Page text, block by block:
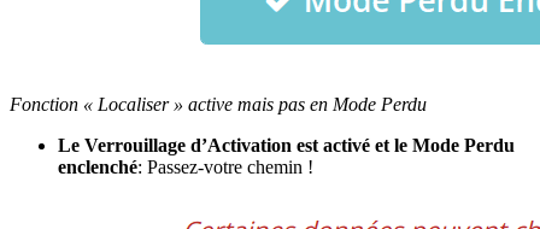
Fonction « Localiser » active mais pas en Mode Perdu
Le Verrouillage d’Activation est activé et le Mode Perdu
enclenché: Passez-votre chemin !